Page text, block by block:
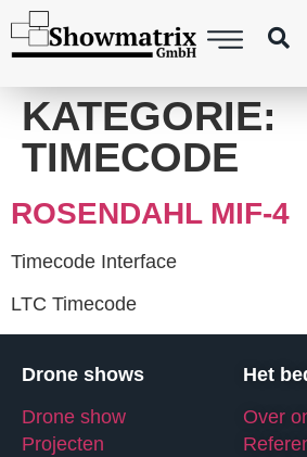
springen
KATEGORIE:
TIMECODE
ROSENDAHL MIF-4
Timecode Interface
LTC Timecode
Drone shows
Drone show
Projecten
Het
Over